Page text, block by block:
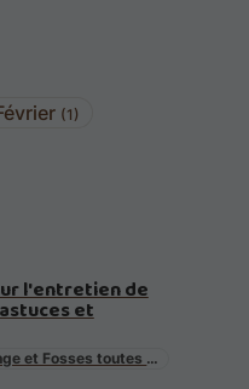
(1)
Entretien / Vidange et Fosses toutes eaux
l'entretien de
et